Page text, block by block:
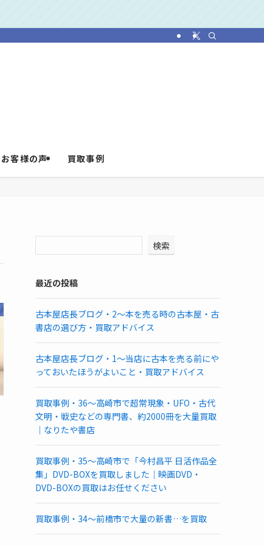
お客様の声 買取事例
検索
最近の投稿
古本屋店長ブログ・2～本を売る時の古本屋・古
書店の選び方・買取アドバイス
古本屋店長ブログ・1～当店に古本を売る前にや
っておいたほうがよいこと・買取アドバイス
買取事例・36～高崎市で超常現象・UFO・古代
文明・戦史などの専門書、約2000冊を大量買取
｜なりたや書店
買取事例・35～高崎市で「今村昌平 日活作品全
集」DVD-BOXを買取しました｜映画DVD・
DVD-BOXの買取はお任せください
買取事例・34～前橋市で大量の新書…を買取